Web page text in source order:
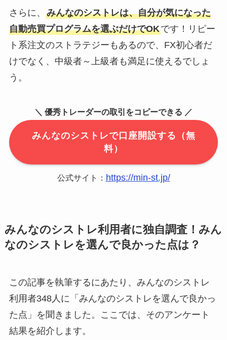
さらに、 みんなのシストレは、自分が気になった
自動売買プログラムを選ぶだけでOKです！リピー
ト系注文のストラテジーもあるので、FX初心者だ
けでなく、中級者～上級者も満足に使えるでしょ
う。
＼ 優秀トレーダーの取引をコピーできる ／
みんなのシストレで口座開設する（無
料）
公式サイト： https://min-st.jp/
みんなのシストレ利用者に独自調査！みん
なのシストレを選んで良かった点は？
この記事を執筆するにあたり、みんなのシストレ
利用者348人に「みんなのシストレを選んで良かっ
た点」を聞きました。ここでは、そのアンケート
結果を紹介します。